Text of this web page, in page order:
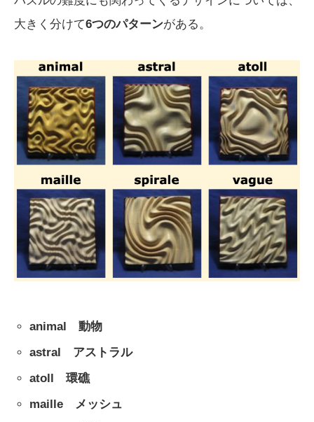
大きく分けて6つのパターンがある。
animal 動物
astral アストラル
atoll 環礁
maille メッシュ